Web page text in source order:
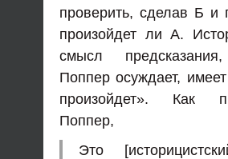
проверить, сделав Б и
произойдет ли А.
смысл
Поппер осуждает,
произойдет». Как
Поппер,
Это